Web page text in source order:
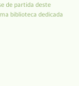
de partida deste
biblioteca dedicada